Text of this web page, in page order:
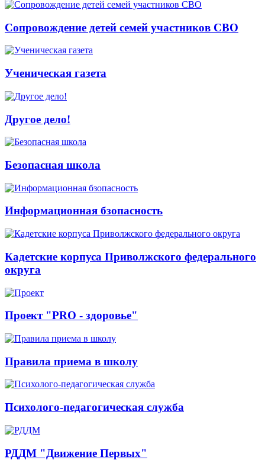
Сопровождение детей семей участников СВО
Ученическая газета
Другое дело!
Безопасная школа
Информационная бзопасность
Кадетские корпуса Приволжского федерального
округа
Проект "PRO - здоровье"
Правила приема в школу
Психолого-педагогическая служба
РДДМ "Движение Первых"